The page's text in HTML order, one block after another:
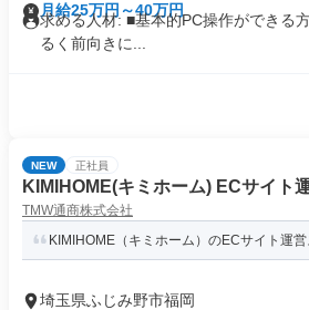
月給25万円～40万円
求める人材: ■基本的PC操作ができる
るく前向きに...
NEW 正社員
KIMIHOME(キミホーム) ECサイト
TMW通商株式会社
KIMIHOME（キミホーム）のECサイト運
埼玉県ふじみ野市福岡